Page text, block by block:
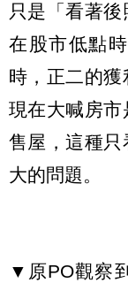
只是「看著
在股市低點
時，正二的獲
現在大喊房
售屋，這種只
大的問題。
▼原PO觀察